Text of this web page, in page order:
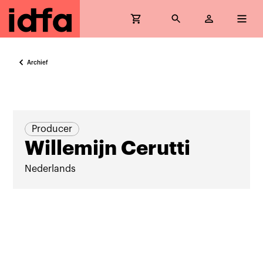
Archief
Producer
Willemijn Cerutti
Nederlands